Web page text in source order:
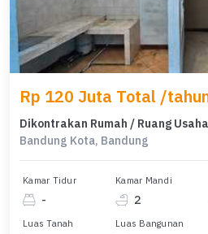
Rp 120 Juta Total /
Dikontrakan Rumah / Ruang
Bandung Kota, Bandung
Kamar Tidur
-
Kamar Mandi
2
Luas Tanah Luas Bangunan